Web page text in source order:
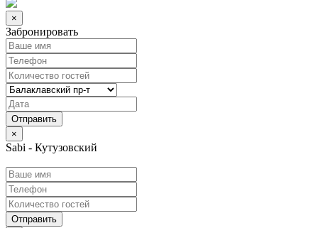
×
Забронировать
×
Sabi - Кутузовский
Отправить